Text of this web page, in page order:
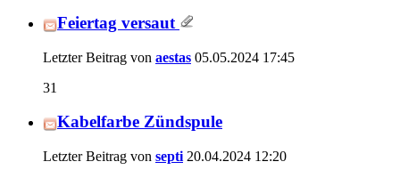
Feiertag versaut
Letzter Beitrag von aestas 05.05.2024 17:45
31
Kabelfarbe Zündspule
Letzter Beitrag von septi 20.04.2024 12:20